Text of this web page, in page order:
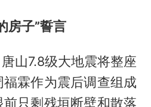
房子”誓言
山7.8级大地震将整座
霖作为震后调查组成
只剩残垣断壁和散落